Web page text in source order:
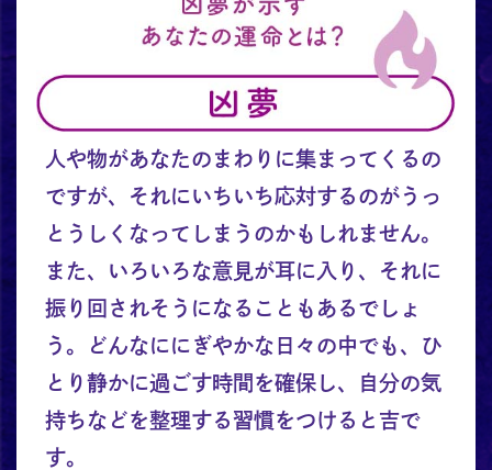
人や物があなたのまわりに集まってくるの
ですが、それにいちいち応対するのがうっ
とうしくなってしまうのかもしれません。
また、いろいろな意見が耳に入り、それに
振り回されそうになることもあるでしょ
う。どんなににぎやかな日々の中でも、ひ
とり静かに過ごす時間を確保し、自分の気
持ちなどを整理する習慣をつけると吉で
す。